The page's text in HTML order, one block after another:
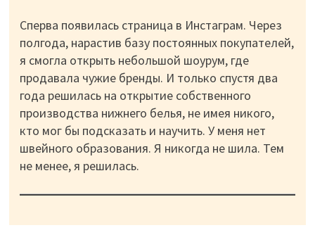
Сперва появилась страница в Инстаграм. Через
полгода, нарастив базу постоянных покупателей,
я смогла открыть небольшой шоурум, где
продавала чужие бренды. И только спустя два
года решилась на открытие собственного
производства нижнего белья, не имея никого,
кто мог бы подсказать и научить. У меня нет
швейного образования. Я никогда не шила. Тем
не менее, я решилась.